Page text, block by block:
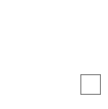
□ 금